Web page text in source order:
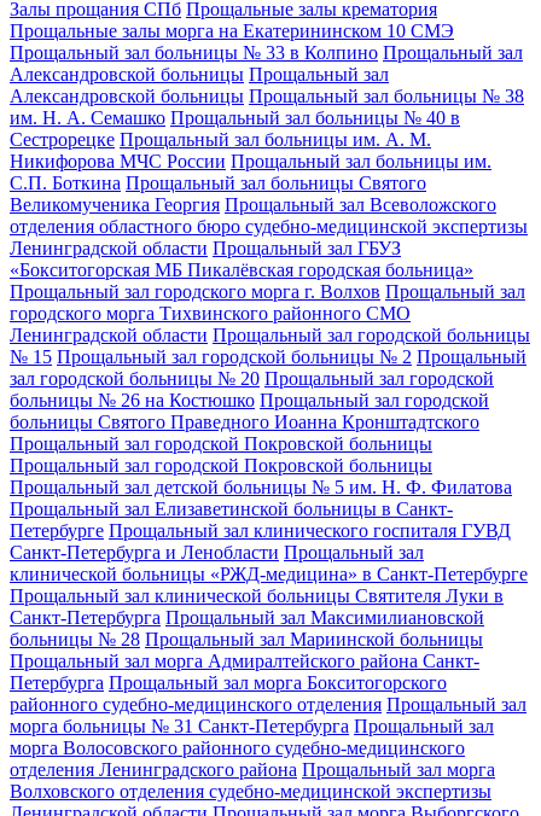
Залы прощания СПб Прощальные залы крематория
Прощальные залы морга на Екатерининском 10 СМЭ
Прощальный зал больницы № 33 в Колпино Прощальный зал
Александровской больницы Прощальный зал
Александровской больницы Прощальный зал больницы № 38
им. Н. А. Семашко Прощальный зал больницы № 40 в
Сестрорецке Прощальный зал больницы им. А. М.
Никифорова МЧС России Прощальный зал больницы им.
С.П. Боткина Прощальный зал больницы Святого
Великомученика Георгия Прощальный зал Всеволожского
отделения областного бюро судебно-медицинской экспертизы
Ленинградской области Прощальный зал ГБУЗ
«Бокситогорская МБ Пикалёвская городская больница»
Прощальный зал городского морга г. Волхов Прощальный зал
городского морга Тихвинского районного СМО
Ленинградской области Прощальный зал городской больницы
№ 15 Прощальный зал городской больницы № 2 Прощальный
зал городской больницы № 20 Прощальный зал городской
больницы № 26 на Костюшко Прощальный зал городской
больницы Святого Праведного Иоанна Кронштадтского
Прощальный зал городской Покровской больницы
Прощальный зал городской Покровской больницы
Прощальный зал детской больницы № 5 им. Н. Ф. Филатова
Прощальный зал Елизаветинской больницы в Санкт-
Петербурге Прощальный зал клинического госпиталя ГУВД
Санкт-Петербурга и Ленобласти Прощальный зал
клинической больницы «РЖД-медицина» в Санкт-Петербурге
Прощальный зал клинической больницы Святителя Луки в
Санкт-Петербурга Прощальный зал Максимилиановской
больницы № 28 Прощальный зал Мариинской больницы
Прощальный зал морга Адмиралтейского района Санкт-
Петербурга Прощальный зал морга Бокситогорского
районного судебно-медицинского отделения Прощальный зал
морга больницы № 31 Санкт-Петербурга Прощальный зал
морга Волосовского районного судебно-медицинского
отделения Ленинградского района Прощальный зал морга
Волховского отделения судебно-медицинской экспертизы